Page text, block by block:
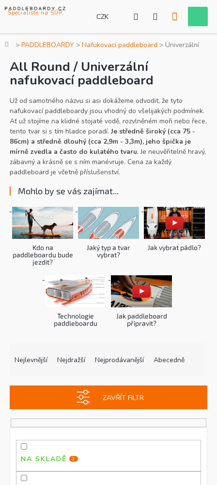
na
CZK
košík
Domů
PADDLEBOARDY Nafukovací paddleboard Univerzální
All Round / Univerzální
nafukovací paddleboard
Už od samotného názvu si asi dokážeme odvodit, že tyto
nafukovací paddleboardy jsou vhodný do všelijakých podmínek.
Ať už stojíme na klidné stojaté vodě, rozvlněném moři nebo řece,
tento tvar si s tím hladce poradí.Je středně široký (cca 75 -
86cm) a středně dlouhý (cca 2,9m - 3,3m), jeho špička je
mírně zvedla a často do kulatého tvaru. Je neuvěřitelně hravý,
zábavný a krásně se s ním manévruje. Cena za každý
paddleboard je včetně příslušenství.
Mohlo by se vás zajímat...
Kdo na
paddleboardu bude
jezdit?
Jaký typ a tvar
vybrat?
Jak vybrat pádlo?
Technologie
paddleboardu
Jak paddleboard
připravit?
p
r
Nejlevnější Nejdražší Nejprodávanější Abecedně
ZAVŘÍT FILTR
NA SKLADĚ 3
r
o